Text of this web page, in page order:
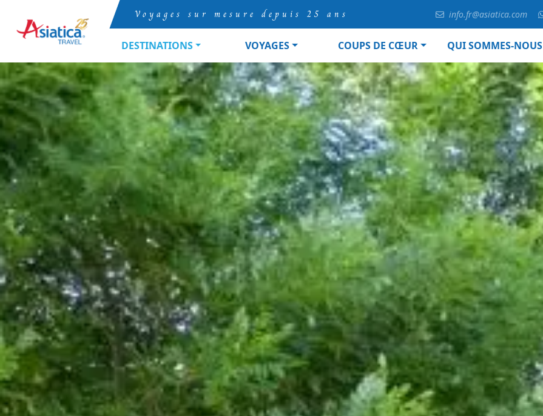
Voyages sur mesure depuis 25 ans info.fr@asiatica.com
DESTINATIONS VOYAGES COUPS DE CŒUR QUI SOMMES-NOUS